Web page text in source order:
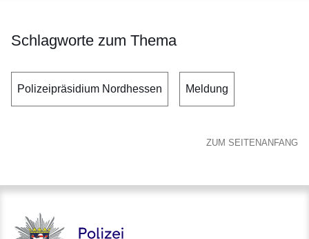
Schlagworte zum Thema
Polizeipräsidium Nordhessen Meldung
ZUM SEITENANFANG